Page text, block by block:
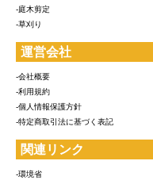
-庭木剪定
-草刈り
運営会社
-会社概要
-利用規約
-個人情報保護方針
-特定商取引法に基づく表記
関連リンク
-環境省